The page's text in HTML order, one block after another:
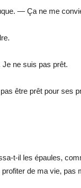
— Ça ne me
ne suis pas prêt.
être prêt pour ses
t-il les épaules,
de ma vie, pas